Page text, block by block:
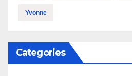
Yvonne
Categories